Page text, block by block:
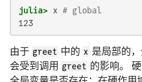
julia> x # global
123
由于 greet 中的 x 是局部的
会受到调用 greet 的影响。